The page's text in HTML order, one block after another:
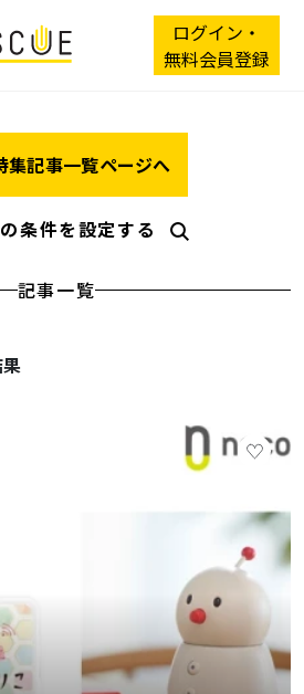
ログイン・
無料会員登録
集記事一覧ページへ
条件を設定する
記事一覧